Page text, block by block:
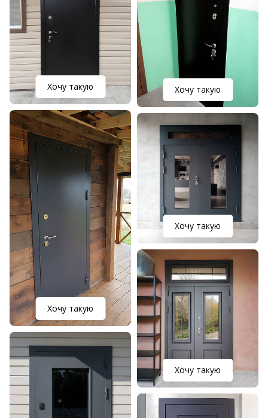
Хочу такую
Хочу такую
Хочу такую
Хочу такую
Хочу такую